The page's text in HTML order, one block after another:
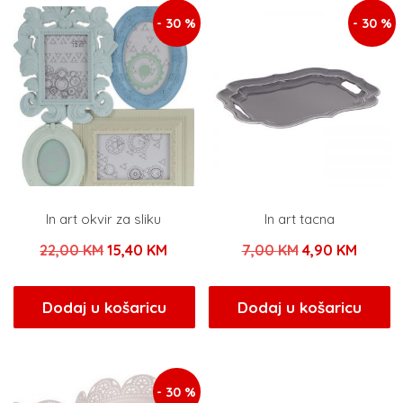
- 30 %
In art okvir za sliku
22,00KMIzvorna
bila
je:
15,40 KM
15,40 KM.
Dodaj u košaricu
- 30 %
In art tacna
7,00KM Izvorna
bila
je:
4,90 KM
je:
4,90
Dodaj u košaricu
- 30 %